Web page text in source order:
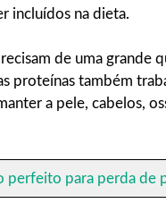
incluídos na dieta.
de uma grande
proteínas também
a pele, cabelos,
perfeito para perda de